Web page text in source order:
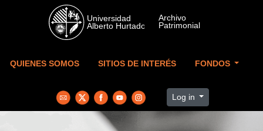
Skip to main content
QUIENES SOMOS SITIOS DE INTERÉS FONDOS
Log in